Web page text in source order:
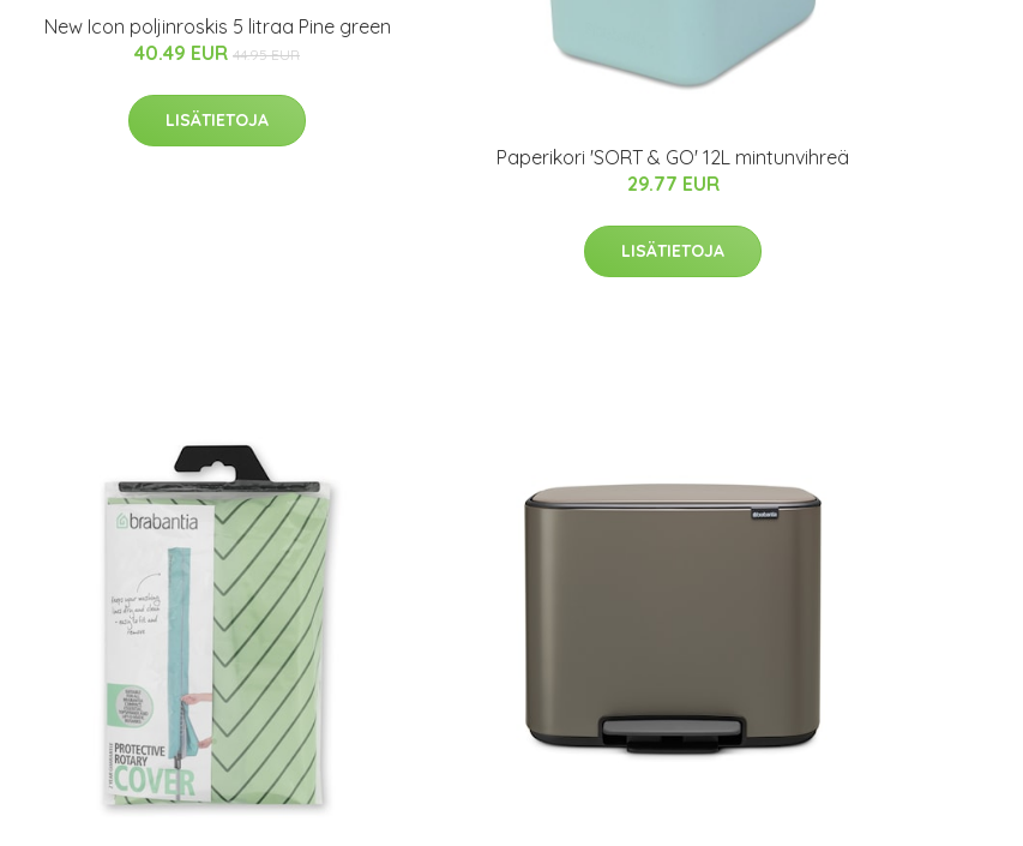
New Icon poljinroskis 5 litraa Pine green
40.49 EUR 44.95 EUR
LISÄTIETOJA
Paperikori 'SORT & GO' 12L mintunvihreä
29.77 EUR
LISÄTIETOJA